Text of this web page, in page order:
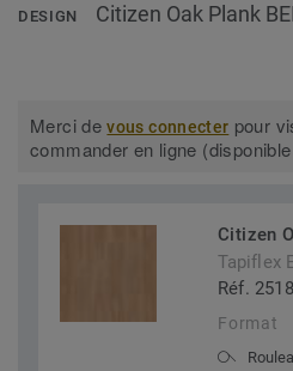
DESIGN Citizen Oak Plank
Merci devous connecter pour
commander en ligne
Citizen
Tapiflex
Réf.
Format